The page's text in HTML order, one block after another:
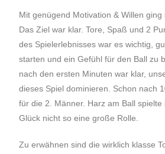
Mit genügend Motivation & Willen ging
Das Ziel war klar. Tore, Spaß und 2
des Spielerlebnisses war es wichtig,
starten und ein Gefühl für den Ball zu
nach den ersten Minuten war klar,
dieses Spiel dominieren. Schon nach
für die 2. Männer. Harz am Ball spielte
Glück nicht so eine große Rolle.
Zu erwähnen sind die wirklich klasse